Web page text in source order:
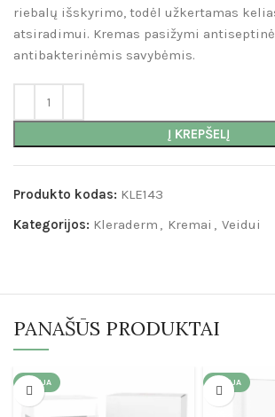
riebalų išskyrimo, todėl užkertamas
atsiradimui. Kremas pasižymi
antibakterinėmis savybėmis.
Į KREPŠELĮ
Produkto kodas: KLE143
Kategorijos: Kleraderm , Kremai , Veidui
PANAŠŪS PRODUKTAI
AKCIJA AKCIJA